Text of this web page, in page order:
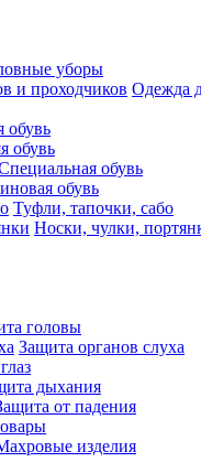
уборы
Одежда
обувь
обувь
обувь
обувь
Туфли, тапочки, сабо
Носки, чулки,
головы
Защита органов слуха
дыхания
от падения
изделия